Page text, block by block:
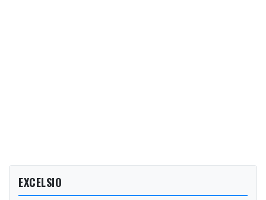
EXCELSIO